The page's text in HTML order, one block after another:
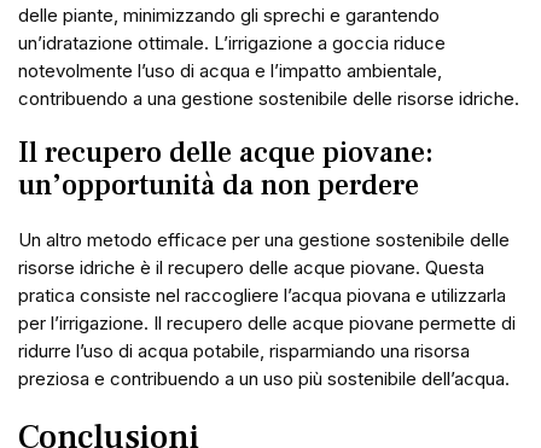
delle piante, minimizzando gli sprechi e garantendo
un’idratazione ottimale. L’irrigazione a goccia riduce
notevolmente l’uso di acqua e l’impatto ambientale,
contribuendo a una gestione sostenibile delle risorse idriche.
Il recupero delle acque piovane:
un’opportunità da non perdere
Un altro metodo efficace per una gestione sostenibile delle
risorse idriche è il recupero delle acque piovane. Questa
pratica consiste nel raccogliere l’acqua piovana e utilizzarla
per l’irrigazione. Il recupero delle acque piovane permette di
ridurre l’uso di acqua potabile, risparmiando una risorsa
preziosa e contribuendo a un uso più sostenibile dell’acqua.
Conclusioni